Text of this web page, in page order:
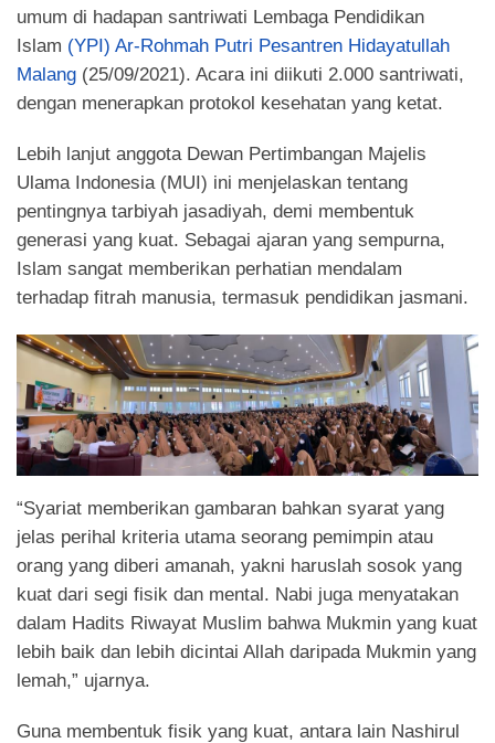
umum di hadapan santriwati Lembaga Pendidikan
Islam (YPI) Ar-Rohmah Putri Pesantren Hidayatullah
Malang (25/09/2021). Acara ini diikuti 2.000 santriwati,
dengan menerapkan protokol kesehatan yang ketat.
Lebih lanjut anggota Dewan Pertimbangan Majelis
Ulama Indonesia (MUI) ini menjelaskan tentang
pentingnya tarbiyah jasadiyah, demi membentuk
generasi yang kuat. Sebagai ajaran yang sempurna,
Islam sangat memberikan perhatian mendalam
terhadap fitrah manusia, termasuk pendidikan jasmani.
“Syariat memberikan gambaran bahkan syarat yang
jelas perihal kriteria utama seorang pemimpin atau
orang yang diberi amanah, yakni haruslah sosok yang
kuat dari segi fisik dan mental. Nabi juga menyatakan
dalam Hadits Riwayat Muslim bahwa Mukmin yang kuat
lebih baik dan lebih dicintai Allah daripada Mukmin yang
lemah,” ujarnya.
Guna membentuk fisik yang kuat, antara lain Nashirul